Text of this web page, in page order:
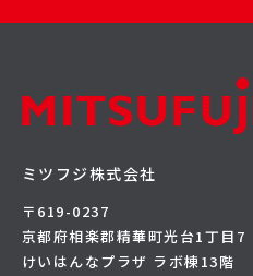
ミツフジ株式会社
〒619-0237
京都府相楽郡精華町光台1丁目7
けいはんなプラザ ラボ棟13階